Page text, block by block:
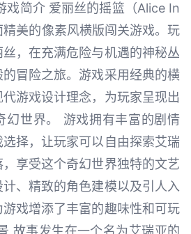
戏简介 爱丽丝的摇篮（Alice In
美的像素风横版闯关游戏。玩
，在充满危险与机遇的神秘丛
冒险之旅。游戏采用经典的横
游戏设计理念，为玩家呈现出
幻世界。 游戏拥有丰富的剧情
择，让玩家可以自由探索艾瑞
享受这个奇幻世界独特的文艺
、精致的角色建模以及引人入
戏增添了丰富的趣味性和可玩
故事发生在一个名为艾瑞亚的